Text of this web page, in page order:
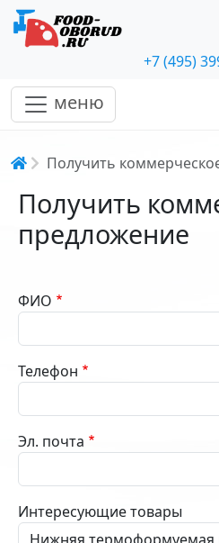
+7 (495)
меню
Строка навигации
Получить
Получить
предложение
ФИО
Телефон
Эл. почта
Интересующие товары